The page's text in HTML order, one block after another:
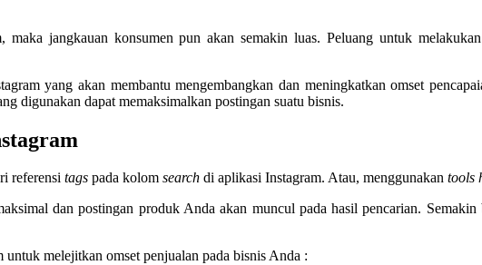
maka jangkauan konsumen pun akan semakin luas. Peluang untuk
yang akan membantu mengembangkan dan meningkatkan omset
digunakan dapat memaksimalkan postingan suatu bisnis.
referensi tags pada kolom search di aplikasi Instagram. Atau, menggunakan tools
dan postingan produk Anda akan muncul pada hasil pencarian.
untuk melejitkan omset penjualan pada bisnis Anda :